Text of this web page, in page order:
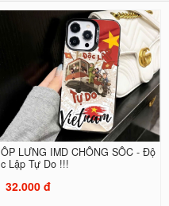
ỐP LƯNG IMD CHỐNG SỐC - Độ
c Lập Tự Do !!!
32.000 đ